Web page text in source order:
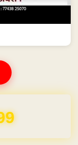
1 Year